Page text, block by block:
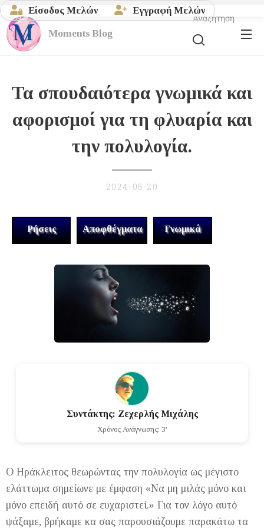
Είσοδος Μελών Εγγραφή Μελών
Moments Blog
Αναζήτηση
Τα σπουδαιότερα γνωμικά και
αφορισμοί για τη φλυαρία και
την πολυλογία.
2024-05-20
Ρήσεις Αποφθέγματα Γνωμικά
Συντάκτης: Ζεχερλής Μιχάλης
Χρόνος Ανάγνωσης: 3'
Ο Ηράκλειτος θεωρώντας την πολυλογία ως μέγιστο
ελάττωμα σημείωνε με έμφαση «Να μη μιλάς μόνο και
μόνο επειδή αυτό σε ευχαριστεί.» Για τον λόγο αυτό
ψάξαμε, βρήκαμε κα σας παρουσιάζουμε παρακάτω τα